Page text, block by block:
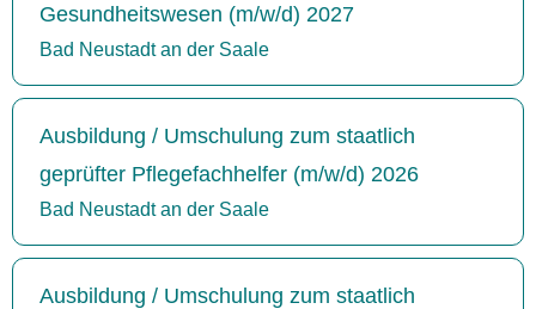
Gesundheitswesen (m/w/d) 2027
Bad Neustadt an der Saale
Ausbildung / Umschulung zum staatlich
geprüfter Pflegefachhelfer (m/w/d) 2026
Bad Neustadt an der Saale
Ausbildung / Umschulung zum staatlich